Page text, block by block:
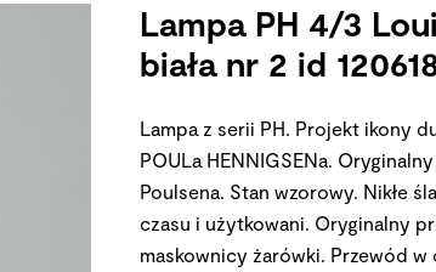
Lampa PH 4/3
biała nr 2 id
Lampa z serii PH. Projekt ikony
POULa HENNIGSENa.
Poulsena. Stan wzorowy. Nikłe
czasu i użytkowani. Oryginalny
maskownicy żarówki. Przewód